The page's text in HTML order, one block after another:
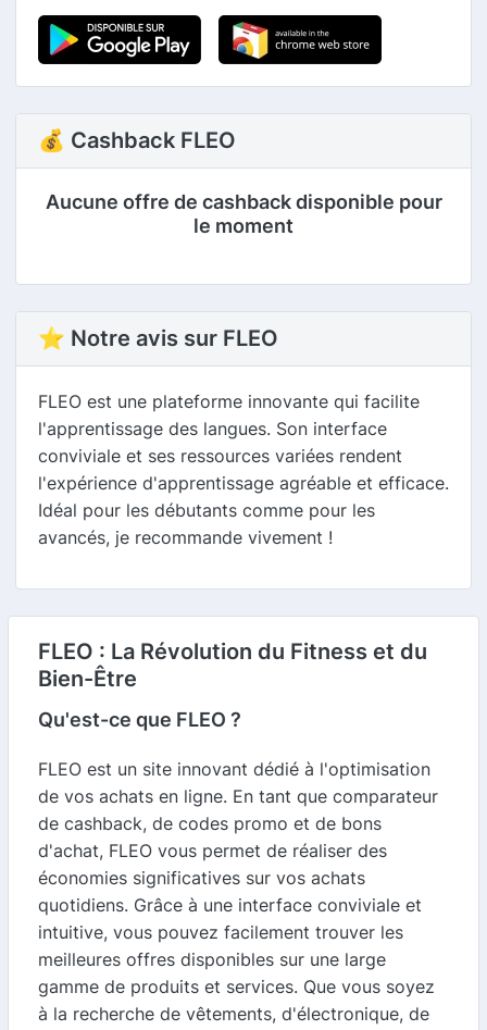
💰 Cashback FLEO
Aucune offre de cashback disponible pour
le moment
⭐ Notre avis sur FLEO
FLEO est une plateforme innovante qui facilite
l'apprentissage des langues. Son interface
conviviale et ses ressources variées rendent
l'expérience d'apprentissage agréable et efficace.
Idéal pour les débutants comme pour les
avancés, je recommande vivement !
FLEO : La Révolution du Fitness et du
Bien-Être
Qu'est-ce que FLEO ?
FLEO est un site innovant dédié à l'optimisation
de vos achats en ligne. En tant que comparateur
de cashback, de codes promo et de bons
d'achat, FLEO vous permet de réaliser des
économies significatives sur vos achats
quotidiens. Grâce à une interface conviviale et
intuitive, vous pouvez facilement trouver les
meilleures offres disponibles sur une large
gamme de produits et services. Que vous soyez
à la recherche de vêtements, d'électronique, de